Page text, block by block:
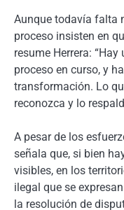
Aunque todavía falta
proceso insisten en
resume Herrera:
proceso en curso, y
transformación. Lo
reconozca y lo
A pesar de los
señala que, si bien
visibles, en los
ilegal que se
la resolución de